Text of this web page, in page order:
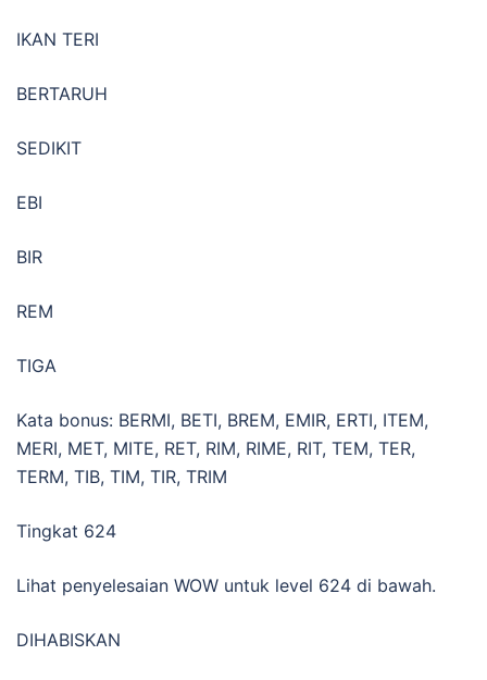
IKAN TERI
BERTARUH
SEDIKIT
EBI
BIR
REM
TIGA
Kata bonus: BERMI, BETI, BREM, EMIR, ERTI, ITEM,
MERI, MET, MITE, RET, RIM, RIME, RIT, TEM, TER,
TERM, TIB, TIM, TIR, TRIM
Tingkat 624
Lihat penyelesaian WOW untuk level 624 di bawah.
DIHABISKAN